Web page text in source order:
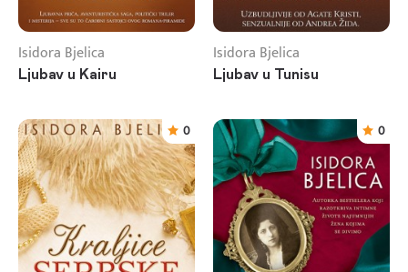
Isidora Bjelica
Ljubav u Kairu
Isidora Bjelica
Ljubav u Tunisu
0 0